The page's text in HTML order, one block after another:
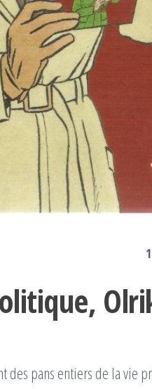
des pans entiers de la vie